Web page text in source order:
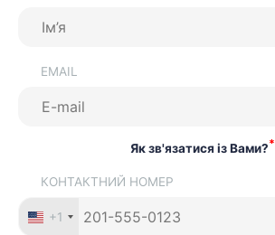
EMAIL
Як зв'язатися із Вами?*
КОНТАКТНИЙ НОМЕР
+1